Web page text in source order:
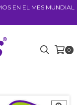
EN EL MES MUNDIAL
0